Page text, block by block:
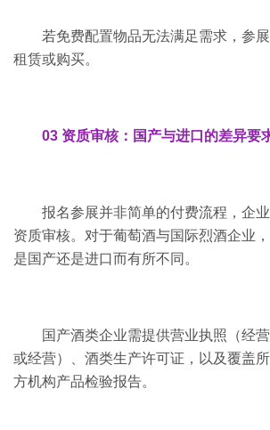
若免费配置物品无法满足需求，参
租赁或购买。
03 资质审核：国产与进口的差异要
报名参展并非简单的付费流程，企
资质审核。对于葡萄酒与国际烈酒企业
是国产还是进口而有所不同。
国产酒类企业需提供营业执照（经
或经营）、酒类生产许可证，以及覆盖
方机构产品检验报告。